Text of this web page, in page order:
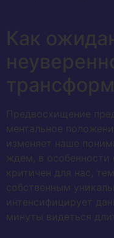
Как
Предвосхищение
ментальное
изменяет наше
ждем, в особенности
критичен для нас,
собственным
интенсифицирует
минуты видеться